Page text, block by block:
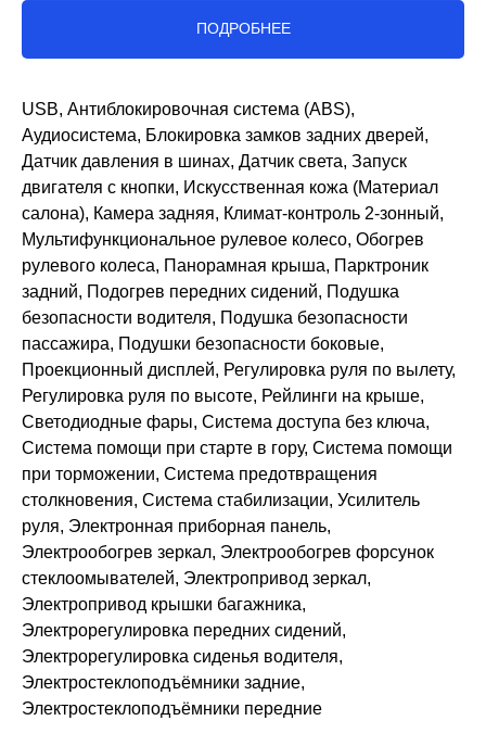
ПОДРОБНЕЕ
USB, Антиблокировочная система (ABS),
Аудиосистема, Блокировка замков задних дверей,
Датчик давления в шинах, Датчик света, Запуск
двигателя с кнопки, Искусственная кожа (Материал
салона), Камера задняя, Климат-контроль 2-зонный,
Мультифункциональное рулевое колесо, Обогрев
рулевого колеса, Панорамная крыша, Парктроник
задний, Подогрев передних сидений, Подушка
безопасности водителя, Подушка безопасности
пассажира, Подушки безопасности боковые,
Проекционный дисплей, Регулировка руля по вылету,
Регулировка руля по высоте, Рейлинги на крыше,
Светодиодные фары, Система доступа без ключа,
Система помощи при старте в гору, Система помощи
при торможении, Система предотвращения
столкновения, Система стабилизации, Усилитель
руля, Электронная приборная панель,
Электрообогрев зеркал, Электрообогрев форсунок
стеклоомывателей, Электропривод зеркал,
Электропривод крышки багажника,
Электрорегулировка передних сидений,
Электрорегулировка сиденья водителя,
Электростеклоподъёмники задние,
Электростеклоподъёмники передние